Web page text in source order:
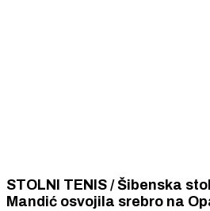
STOLNI TENIS / Šibenska
Mandić osvojila srebro na